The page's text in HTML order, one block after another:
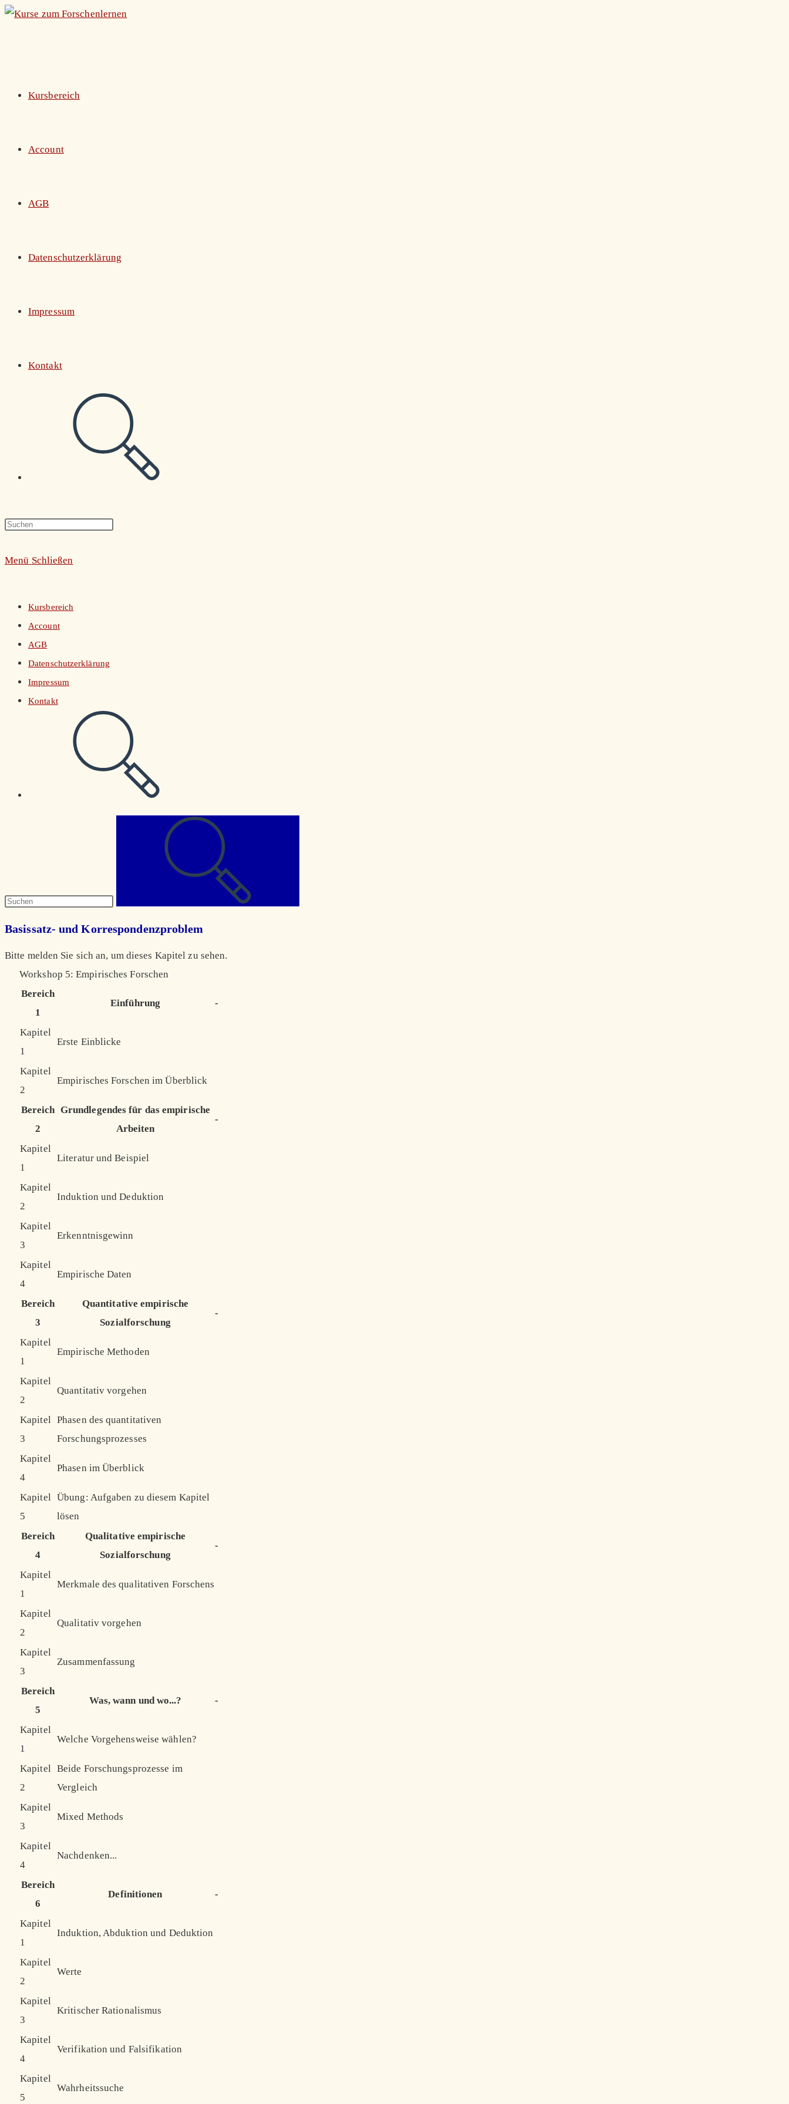
Zum
Kursbereich
Account
AGB
Datenschutzerklärung
Impressum
Kontakt
umschalten
Press
Menü Schließen
Kursbereich
Account
AGB
Datenschutzerklärung
Impressum
Kontakt
Basissatz- und Korrespondenzproblem
Bitte melden Sie sich an, um dieses Kapitel zu sehen.
Workshop 5: Empirisches Forschen
Bereich
1
Einführung -
Kapitel
1
Erste Einblicke
Kapitel
2
Empirisches Forschen im Überblick
Bereich
2
Grundlegendes für das empirische
Arbeiten
-
Kapitel
1
Literatur und Beispiel
Kapitel
2
Induktion und Deduktion
Kapitel
3
Erkenntnisgewinn
Kapitel
4
Empirische Daten
Bereich
3
Quantitative empirische
Sozialforschung
-
Kapitel
1
Empirische Methoden
Kapitel
2
Quantitativ vorgehen
Kapitel
3
Phasen des quantitativen
Forschungsprozesses
Kapitel
4
Phasen im Überblick
Kapitel
5
Übung: Aufgaben zu diesem Kapitel
lösen
Bereich
4
Qualitative empirische
Sozialforschung
-
Kapitel
1
Merkmale des qualitativen Forschens
Kapitel
2
Qualitativ vorgehen
Kapitel
3
Zusammenfassung
Bereich
5
Was, wann und wo...? -
Kapitel
1
Welche Vorgehensweise wählen?
Kapitel
2
Beide Forschungsprozesse im
Vergleich
Kapitel
3
Mixed Methods
Kapitel
4
Nachdenken...
Bereich
6
Definitionen -
Kapitel
1
Induktion, Abduktion und Deduktion
Kapitel
2
Werte
Kapitel
3
Kritischer Rationalismus
Kapitel
4
Verifikation und Falsifikation
Kapitel
5
Wahrheitssuche